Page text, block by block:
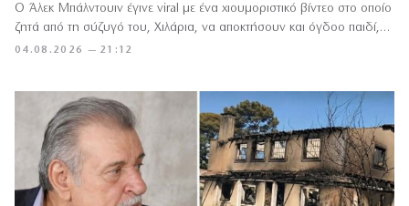
04.08.2026 — 21:12
Ο Άλεκ Μπάλντουιν έγινε viral με ένα χιουμοριστικό βίντεο στο οποίο
ζητά από τη σύζυγό του, Χιλάρια, να αποκτήσουν και όγδοο παιδί,…